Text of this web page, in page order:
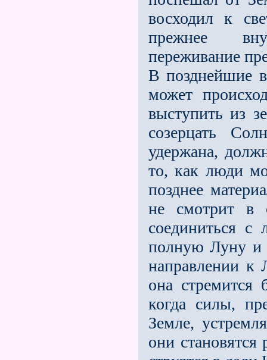
восходил к
прежнее
переживание
В позднейшие
может
выступить из
созерцать
удержана,
то, как люди
позднее
не смотрит в
соединиться
полную Луну и
направлении к
она стремится
когда силы,
Земле,
они